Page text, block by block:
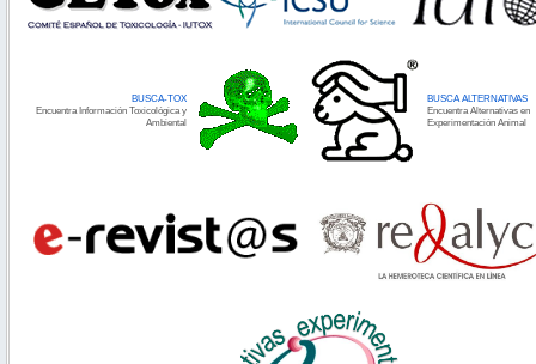
BUSCA-TOX
Encuentra Información Toxicológica y
Ambiental
BUSCA ALTERNATIVAS
Encuentra Alternativas en
Experimentación Animal